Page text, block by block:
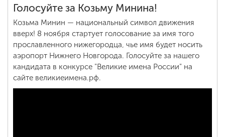
Голосуйте за Козьму Минина!
Козьма Минин — национальный символ движения
вверх! 8 ноября стартует голосование за имя того
прославленного нижегородца, чье имя будет носить
аэропорт Нижнего Новгорода. Голосуйте за нашего
кандидата в конкурсе "Великие имена России" на
сайте великиеимена.рф.